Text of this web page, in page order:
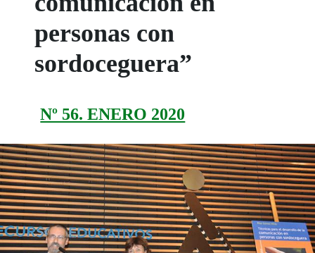
personas con
sordoceguera”
Nº 56. ENERO 2020